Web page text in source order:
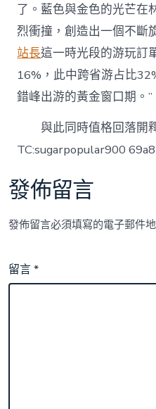
了。藍色與金色的光芒在
烈衝撞，創造出一個不斷
站長這一時光段的游玩訂
16%，此中跨省游占比
錯峰出游的黃金窗口期。”
與此同時值格回落開
TC:sugarpopular900
發佈留言
發佈留言必須填寫的電子郵件
留言*